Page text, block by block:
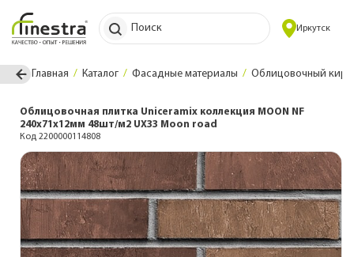
Поиск Иркутск
Главная Каталог Фасадные материалы Облицовочный
Облицовочная плитка Uniceramix коллекция MOON NF
240х71х12мм 48шт/м2 UX33 Moon road
Код 2200000114808